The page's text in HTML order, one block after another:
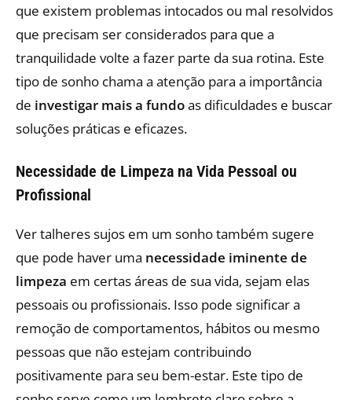
que existem problemas intocados ou mal resolvidos
que precisam ser considerados para que a
tranquilidade volte a fazer parte da sua rotina. Este
tipo de sonho chama a atenção para a importância
de investigar mais a fundoas dificuldades e buscar
soluções práticas e eficazes.
Necessidade de Limpeza na Vida Pessoal ou
Profissional
Ver talheres sujos em um sonho também sugere
que pode haver uma necessidade iminente de
limpeza em certas áreas de sua vida, sejam elas
pessoais ou profissionais. Isso pode significar a
remoção de comportamentos, hábitos ou mesmo
pessoas que não estejam contribuindo
positivamente para seu bem-estar. Este tipo de